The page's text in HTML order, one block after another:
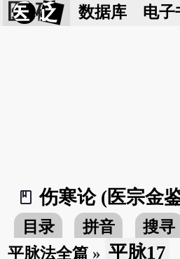
医 砭 数据库 电子
book_2
伤寒论 (医宗金
目录 拼音 搜寻
平脉法全篇 » 平脉17